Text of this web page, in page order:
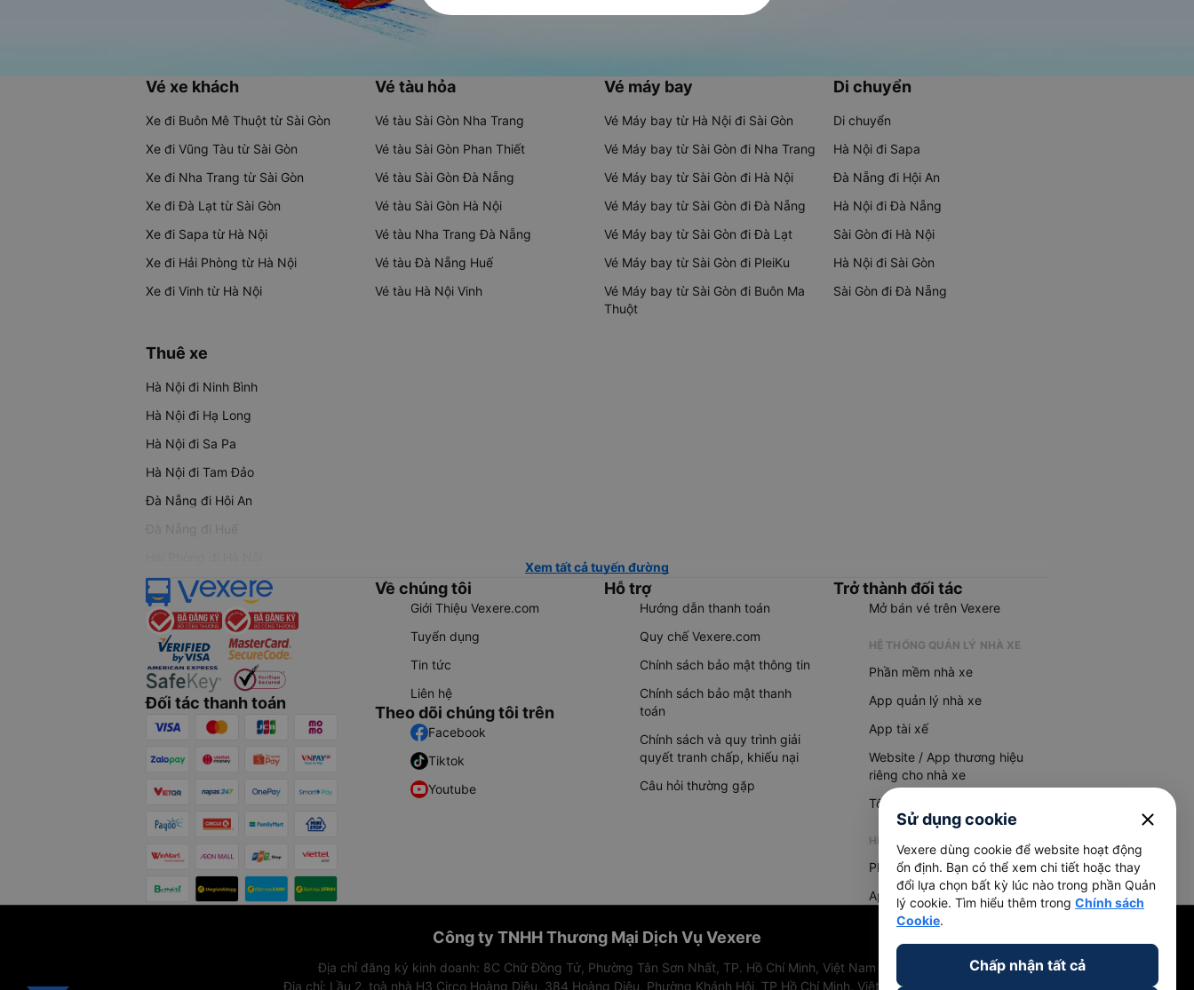
Vé xe khách
Xe đi Buôn Mê Thuột từ Sài Gòn
Xe đi Vũng Tàu từ Sài Gòn
Xe đi Nha Trang từ Sài Gòn
Xe đi Đà Lạt từ Sài Gòn
Xe đi Sapa từ Hà Nội
Xe đi Hải Phòng từ Hà Nội
Xe đi Vinh từ Hà Nội
Vé tàu hỏa
Vé tàu Sài Gòn Nha Trang
Vé tàu Sài Gòn Phan Thiết
Vé tàu Sài Gòn Đà Nẵng
Vé tàu Sài Gòn Hà Nội
Vé tàu Nha Trang Đà Nẵng
Vé tàu Đà Nẵng Huế
Vé tàu Hà Nội Vinh
Vé máy bay
Vé Máy bay từ Hà Nội đi Sài Gòn
Vé Máy bay từ Sài Gòn đi Nha Trang
Vé Máy bay từ Sài Gòn đi Hà Nội
Vé Máy bay từ Sài Gòn đi Đà Nẵng
Vé Máy bay từ Sài Gòn đi Đà Lạt
Vé Máy bay từ Sài Gòn đi PleiKu
Vé Máy bay từ Sài Gòn đi Buôn Ma
Thuột
Di chuyển
Di chuyển
Hà Nội đi Sapa
Đà Nẵng đi Hội An
Hà Nội đi Đà Nẵng
Sài Gòn đi Hà Nội
Hà Nội đi Sài Gòn
Sài Gòn đi Đà Nẵng
Thuê xe
Hà Nội đi Ninh Bình
Hà Nội đi Hạ Long
Hà Nội đi Sa Pa
Hà Nội đi Tam Đảo
Đà Nẵng đi Hội An
Đà Nẵng đi Huế
Xem tất cả tuyến đường
Đối tác thanh toán
Về chúng tôi
Giới Thiệu Vexere.com
Tuyển dụng
Tin tức
Liên hệ
Theo dõi chúng tôi trên
Facebook
Tiktok
Youtube
Hỗ trợ
Hướng dẫn thanh toán
Quy chế Vexere.com
Chính sách bảo mật thông tin
Chính sách bảo mật thanh
toán
Chính sách và quy trình giải
quyết tranh chấp, khiếu nại
Câu hỏi thường gặp
Trở thành đối tác
Mở bán vé trên Vexere
HỆ THỐNG QUẢN LÝ NHÀ XE
Phần mềm nhà xe
App quản lý nhà xe
App tài xế
Website / App thương hiệu
riêng cho nhà xe
Tổng đài AI
HỆ THỐNG QUẢN LÝ HÀNG HOÁ
Phần mềm quản lý hàng hoá
App quản lý hàng hoá
Công ty TNHH Thương Mại Dịch Vụ Vexere
Địa chỉ đăng ký kinh doanh: 8C Chữ Đồng Tử, Phường Tân Sơn Nhất, TP. Hồ Chí Minh, Việt Nam
Địa chỉ: Lầu 2, toà nhà H3 Circo Hoàng Diệu, 384 Hoàng Diệu, Phường Khánh Hội, TP Hồ Chí Minh, Việt Nam
Sử dụng cookie close
Vexere dùng cookie để website hoạt động
ổn định. Bạn có thể xem chi tiết hoặc thay
đổi lựa chọn bất kỳ lúc nào trong phần Quản
lý cookie. Tìm hiểu thêm trong Chính sách
Cookie.
Chấp nhận tất cả